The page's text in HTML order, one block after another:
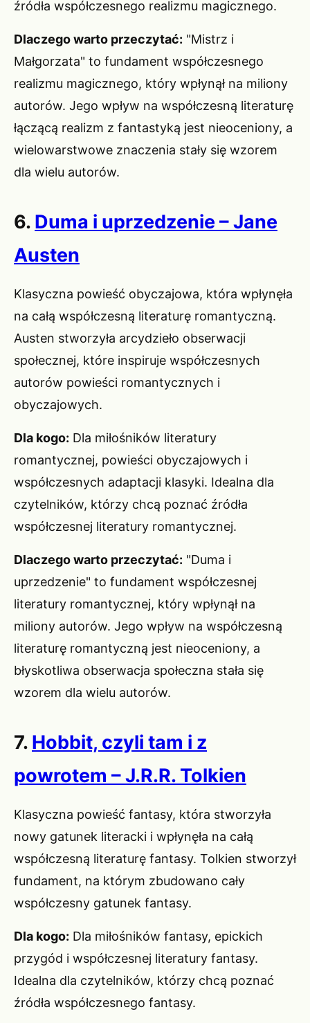
źródła współczesnego realizmu magicznego.
Dlaczego warto przeczytać: "Mistrz i
Małgorzata" to fundament współczesnego
realizmu magicznego, który wpłynął na miliony
autorów. Jego wpływ na współczesną literaturę
łączącą realizm z fantastyką jest nieoceniony, a
wielowarstwowe znaczenia stały się wzorem
dla wielu autorów.
6. Duma i uprzedzenie – Jane
Austen
Klasyczna powieść obyczajowa, która wpłynęła
na całą współczesną literaturę romantyczną.
Austen stworzyła arcydzieło obserwacji
społecznej, które inspiruje współczesnych
autorów powieści romantycznych i
obyczajowych.
Dla kogo: Dla miłośników literatury
romantycznej, powieści obyczajowych i
współczesnych adaptacji klasyki. Idealna dla
czytelników, którzy chcą poznać źródła
współczesnej literatury romantycznej.
Dlaczego warto przeczytać: "Duma i
uprzedzenie" to fundament współczesnej
literatury romantycznej, który wpłynął na
miliony autorów. Jego wpływ na współczesną
literaturę romantyczną jest nieoceniony, a
błyskotliwa obserwacja społeczna stała się
wzorem dla wielu autorów.
7. Hobbit, czyli tam i z
powrotem – J.R.R. Tolkien
Klasyczna powieść fantasy, która stworzyła
nowy gatunek literacki i wpłynęła na całą
współczesną literaturę fantasy. Tolkien stworzył
fundament, na którym zbudowano cały
współczesny gatunek fantasy.
Dla kogo: Dla miłośników fantasy, epickich
przygód i współczesnej literatury fantasy.
Idealna dla czytelników, którzy chcą poznać
źródła współczesnego fantasy.